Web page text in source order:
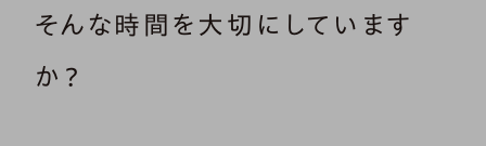
そんな時間を大切にしています
か？